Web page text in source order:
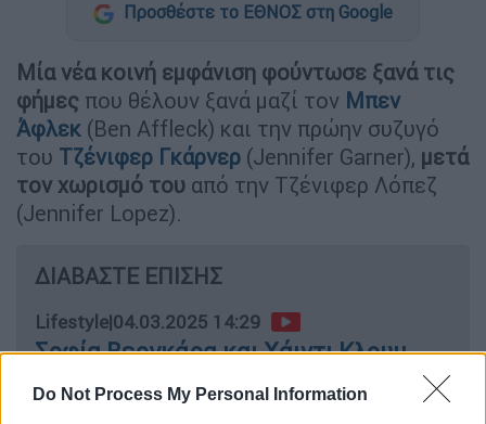
Do Not Process My Personal Information
Προσθέστε το ΕΘΝΟΣ στη Google
Μία νέα κοινή εμφάνιση φούντωσε ξανά τις
φήμες που θέλουν ξανά μαζί τον Μπεν
Άφλεκ (Ben Affleck) και την πρώην συζυγό
του Τζένιφερ Γκάρνερ (Jennifer Garner), μετά
τον χωρισμό του από την Τζένιφερ Λόπεζ
(Jennifer Lopez).
ΔΙΑΒΑΣΤΕ ΕΠΙΣΗΣ
Lifestyle|04.03.2025 14:29
Σοφία Βεργκάρα και Χάιντι Κλουμ
διασκέδασαν με ξέφρενο χορό στο
afterparty των Όσκαρ